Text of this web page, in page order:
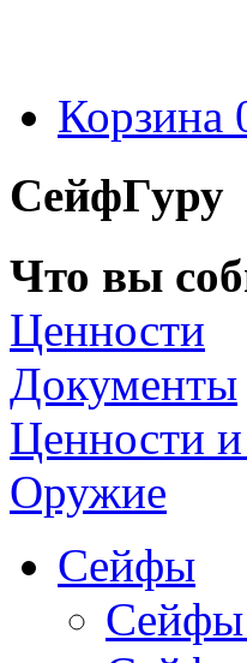
Корзина
СейфГуру
Что вы
Ценности
Документы
Ценности
Оружие
Сейфы
Сейфы